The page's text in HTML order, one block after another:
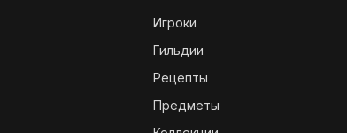
Игроки
Гильдии
Рецепты
Предметы